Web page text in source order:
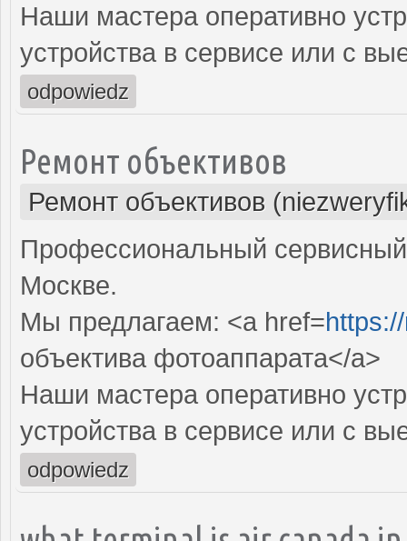
Наши мастера оперативно
устройства в сервисе или с
odpowiedz
Ремонт объективов
Ремонт объективов
Профессиональный
Москве.
Мы предлагаем: <a href=
объектива фотоаппарата</a>
Наши мастера оперативно
устройства в сервисе или с
odpowiedz